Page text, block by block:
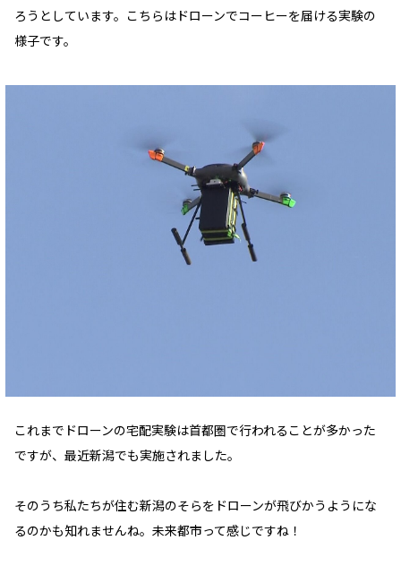
ろうとしています。こちらはドローンでコーヒーを届ける実験の
様子です。
これまでドローンの宅配実験は首都圏で行われることが多かった
ですが、最近新潟でも実施されました。
そのうち私たちが住む新潟のそらをドローンが飛びかうようにな
るのかも知れませんね。未来都市って感じですね！